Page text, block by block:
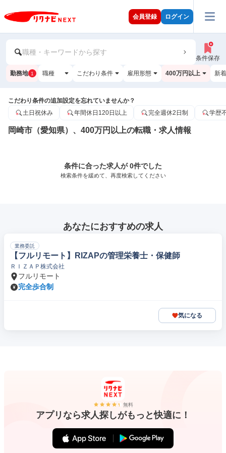
会員登録 ログイン
職種・キーワードから探す
条件保存
勤務地 1 職種 こだわり条件 雇用形態 400万円以上 新
こだわり条件の追加設定を忘れていませんか？
土日祝休み
年間休日120日以上 完全週休2日制 学歴
岡崎市（愛知県）、400万円以上の転職・求人情報
条件に合った求人が 0件でした
検索条件を緩めて、再度検索してください
あなたにおすすめの求人
業務委託
【フルリモート】RIZAPの管理栄養士・保健師
ＲＩＺＡＰ株式会社
フルリモート
完全歩合制
気になる
無料
アプリなら求人探しがもっと快適に！